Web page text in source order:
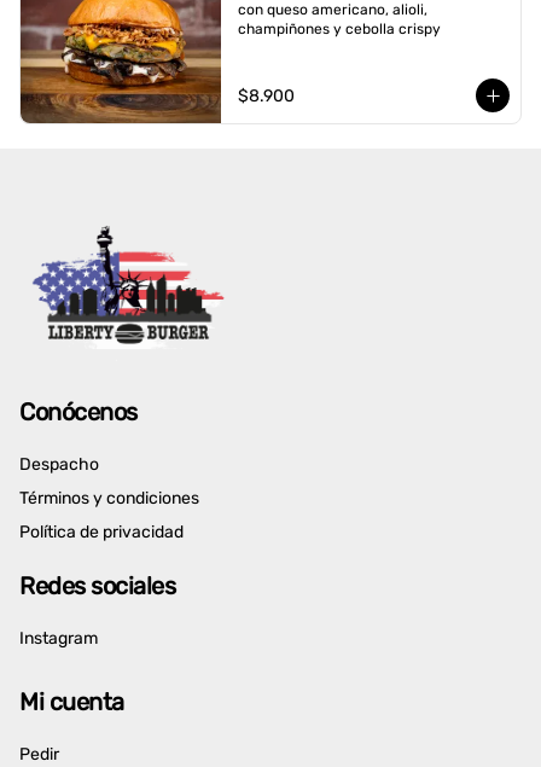
con queso americano, alioli,
champiñones y cebolla crispy
$8.900
Conócenos
Despacho
Términos y condiciones
Política de privacidad
Redes sociales
Instagram
Mi cuenta
Pedir